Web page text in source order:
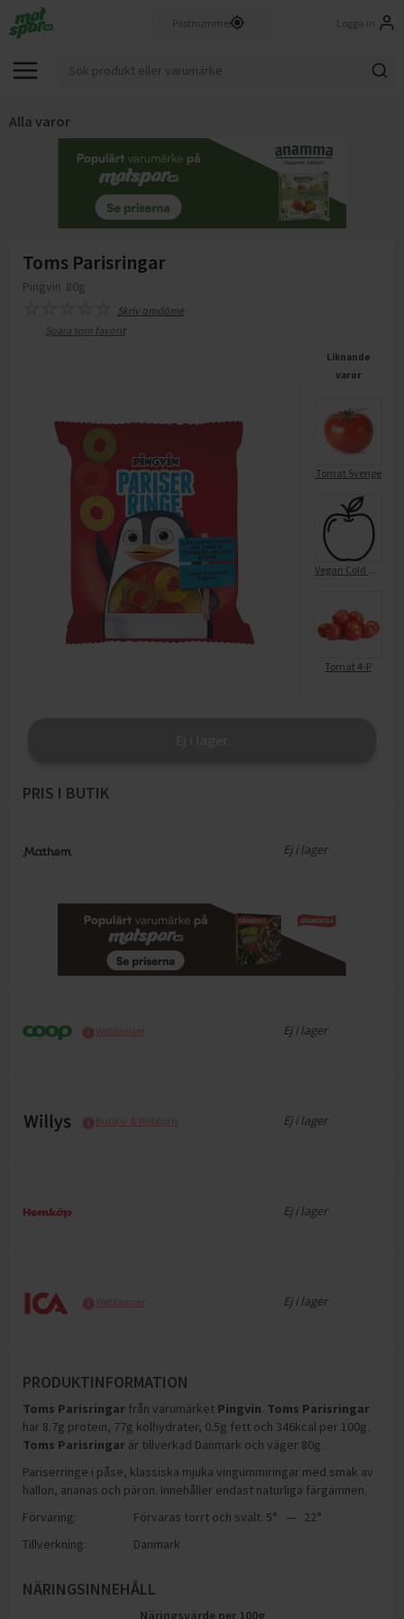
Logga in
Alla varor
Toms Parisringar
Pingvin 80g
Skriv omdöme
Spara som favorit
Liknande
varor
Tomat Sverige
Vegan Cold Cut Tomat Basilika
Tomat 4-P
PRIS I BUTIK
Ej i lager
Webbpriser Ej i lager
Butiks- & Webbpris Ej i lager
Ej i lager
Webbpriser Ej i lager
PRODUKTINFORMATION
Toms Parisringar från varumärket Pingvin. Toms Parisringar
har 8.7g protein, 77g kolhydrater, 0.5g fett och 346kcal per 100g.
Toms Parisringar är tillverkad Danmark och väger 80g.
Pariserringe i påse, klassiska mjuka vingummiringar med smak av
hallon, ananas och päron. Innehåller endast naturliga färgämnen.
Förvaring:
Förvaras torrt och svalt. 5° — 22°
Tillverkning:
Danmark
NÄRINGSINNEHÅLL
Näringsvärde per 100g